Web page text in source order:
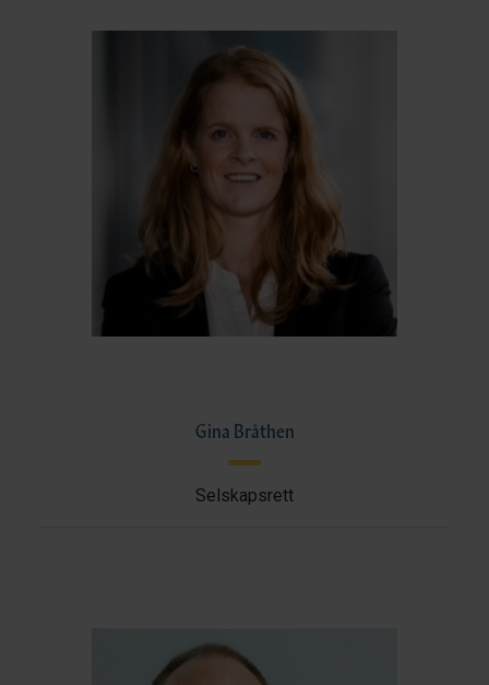
Gina Bråthen
Selskapsrett